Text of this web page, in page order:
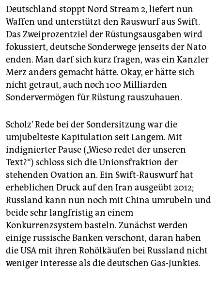
Deutschland stoppt Nord Stream 2, liefert nun
Waffen und unterstützt den Rauswurf aus Swift.
Das Zweiprozentziel der Rüstungsausgaben wird
fokussiert, deutsche Sonderwege jenseits der Nato
enden. Man darf sich kurz fragen, was ein Kanzler
Merz anders gemacht hätte. Okay, er hätte sich
nicht getraut, auch noch 100 Milliarden
Sondervermögen für Rüstung rauszuhauen.
Scholz’ Rede bei der Sondersitzung war die
umjubelteste Kapitulation seit Langem. Mit
indignierter Pause („Wieso redet der unseren
Text?“) schloss sich die Unionsfraktion der
stehenden Ovation an. Ein Swift-Rauswurf hat
erheblichen Druck auf den Iran ausgeübt 2012;
Russland kann nun noch mit China umrubeln und
beide sehr langfristig an einem
Konkurrenzsystem basteln. Zunächst werden
einige russische Banken verschont, daran haben
die USA mit ihren Rohölkäufen bei Russland nicht
weniger Interesse als die deutschen Gas-Junkies.